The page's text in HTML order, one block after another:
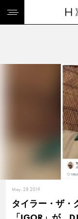
May. 28 2019
タイラー・ザ・